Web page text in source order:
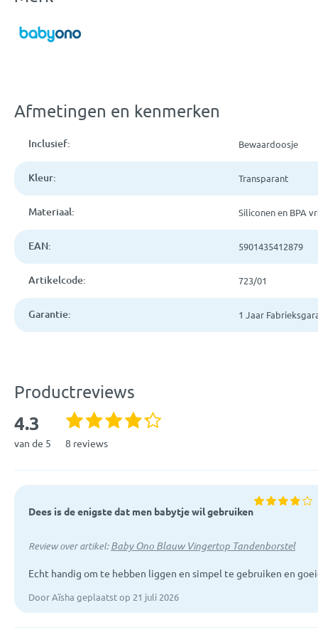
Afmetingen en kenmerken
Inclusief: Bewaardoosje
Kleur: Transparant
Materiaal: Siliconen en BPA
EAN: 5901435412879
Artikelcode: 723/01
Garantie: 1 Jaar
Productreviews
4.3
van de 5 8 reviews
Dees is de enigste dat men babytje wil gebruiken
Review over artikel:Baby Ono Blauw Vingertop Tandenborstel
Echt handig om te hebben liggen en simpel te gebruiken en
Door Aïsha geplaatst op 21 juli 2026